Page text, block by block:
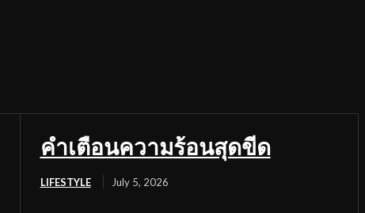
คำเตือนความร้อนสุดขีด
LIFESTYLE July 5, 2026